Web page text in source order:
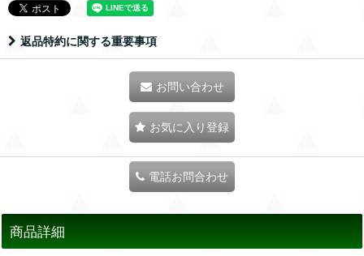
返品特約に関する重要事項
お問い合わせ
お気に入り登録
電話お問合わせ
商品詳細